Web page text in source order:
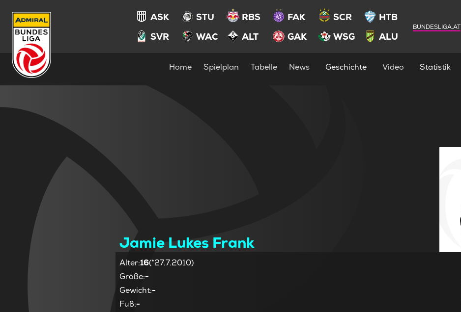
ASK STU RBS FAK SCR
HTB
SVR
WAC ALT GAK WSG ALU
BUNDESLIGA.AT
Home Spielplan Tabelle News Geschichte Video Statistik
Jamie Lukes Frank
Alter:16(*27.7.2010)
Größe:-
Gewicht:-
Fuß:-